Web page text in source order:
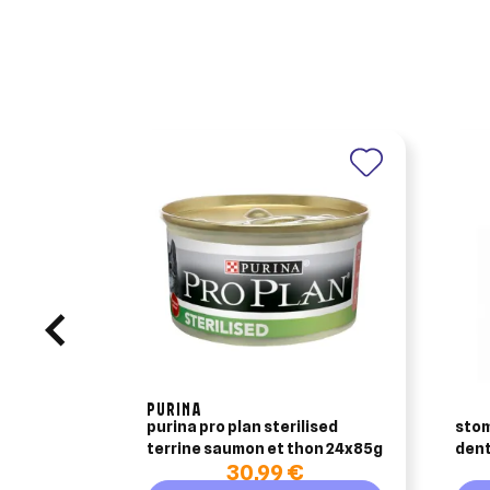
PURINA
purina pro plan sterilised
terrine saumon et thon 24x85g
30,99 €